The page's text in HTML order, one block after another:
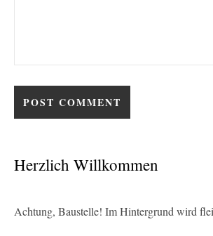
Herzlich Willkommen
Achtung, Baustelle! Im Hintergrund wird